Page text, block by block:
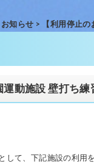
お知らせ > 【利用停止
運動施設 壁打ち練
して、下記施設の利用